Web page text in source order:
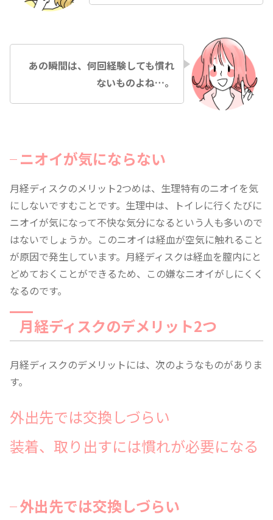
あの瞬間は、何回経験しても慣れ
ないものよね…。
ニオイが気にならない
月経ディスクのメリット2つめは、生理特有のニオイを気
にしないですむことです。生理中は、トイレに行くたびに
ニオイが気になって不快な気分になるという人も多いので
はないでしょうか。このニオイは経血が空気に触れること
が原因で発生しています。月経ディスクは経血を膣内にと
どめておくことができるため、この嫌なニオイがしにくく
なるのです。
月経ディスクのデメリット2つ
月経ディスクのデメリットには、次のようなものがありま
す。
外出先では交換しづらい
装着、取り出すには慣れが必要になる
外出先では交換しづらい